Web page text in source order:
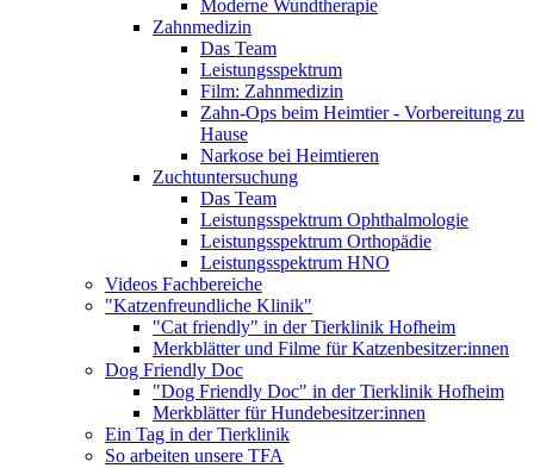
Moderne Wundtherapie
Zahnmedizin
Das Team
Leistungsspektrum
Film: Zahnmedizin
Zahn-Ops beim Heimtier - Vorbereitung zu
Hause
Narkose bei Heimtieren
Zuchtuntersuchung
Das Team
Leistungsspektrum Ophthalmologie
Leistungsspektrum Orthopädie
Leistungsspektrum HNO
Videos Fachbereiche
"Katzenfreundliche Klinik"
"Cat friendly" in der Tierklinik Hofheim
Merkblätter und Filme für Katzenbesitzer:innen
Dog Friendly Doc
"Dog Friendly Doc" in der Tierklinik Hofheim
Merkblätter für Hundebesitzer:innen
Ein Tag in der Tierklinik
So arbeiten unsere TFA